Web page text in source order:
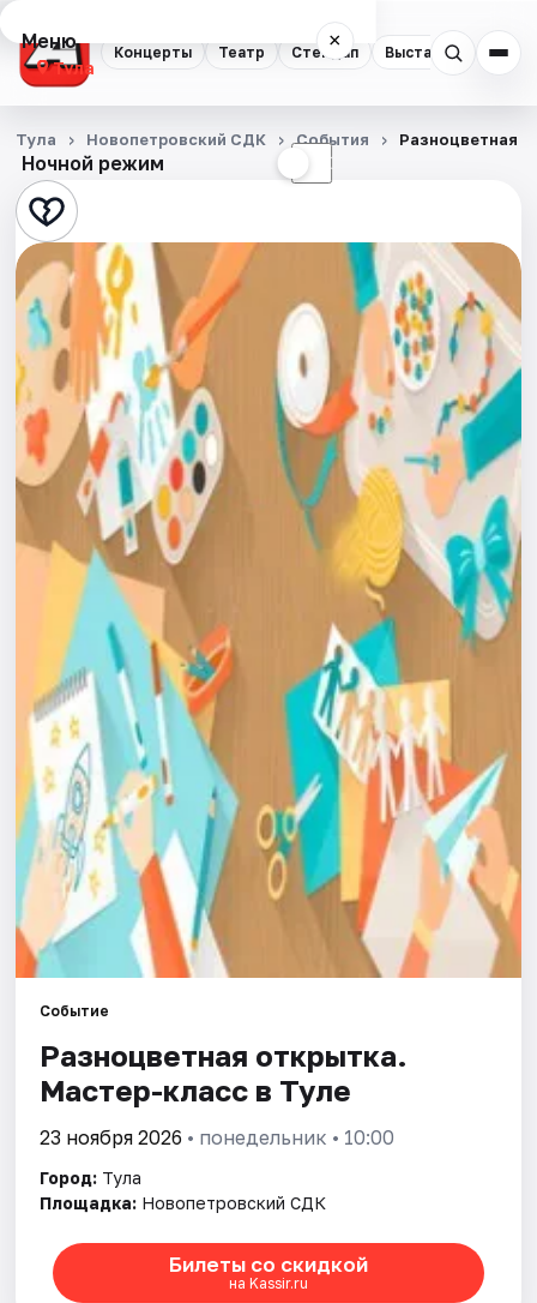
Концерты Театр Стендап Выставки
Меню ×
Тула
Концерты
Театр
Стендап
Выставки
Квесты
Экскурсии
Спорт
События
Города
Площадки
Артисты
Рейтинги
Ночной режим ☾
Тула Новопетровский СДК События Разноцветная
Событие
Разноцветная открытка.
Мастер-класс в Туле
23 ноября 2026 • понедельник • 10:00
Город: Тула
Площадка: Новопетровский СДК
Билеты со скидкой
на Kassir.ru